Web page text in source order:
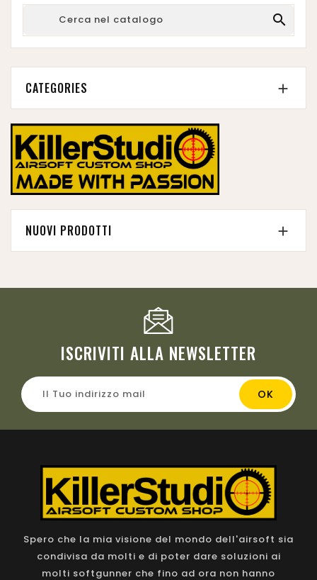

CATEGORIES 
NUOVI PRODOTTI 
ISCRIVITI ALLA NEWSLETTER
Spero che la mia visione del mondo dell'airsoft sia
condivisa da molti e di poter dare soluzioni ai
molti softgunner che fino ad ora non hanno